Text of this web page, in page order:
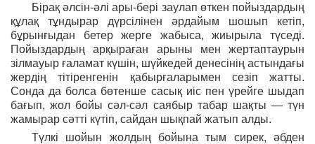
Бірақ әлсін-әлі ары-бері заулап өткен пойыздардың
құлақ тұндырар дүрсілінен әрдайым шошып кетіп,
бұрынғыдан бетер жерге жабыса, жиырыла түседі.
Пойыздардың арқыраған арыны мен жертаптаурын
зілмауыр ғаламат күшін, шүйкедей денесінің астындағы
жердің тітіренгенін қабырғаларымен сезіп жатты.
Сонда да болса бөтенше сасық иіс пен үрейге шыдап
бағып, жол бойы сәл-сәл саябыр табар шақты — түн
жамырар сәтті күтіп, сайдан шықпай жатып алды.
Түлкі шойын жолдың бойына тым сирек, әбден